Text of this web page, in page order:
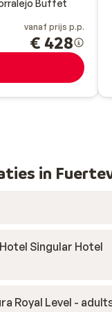
Buffet
vanaf prijs p.p.
€ 428
in
Singular Hotel
Royal Level -